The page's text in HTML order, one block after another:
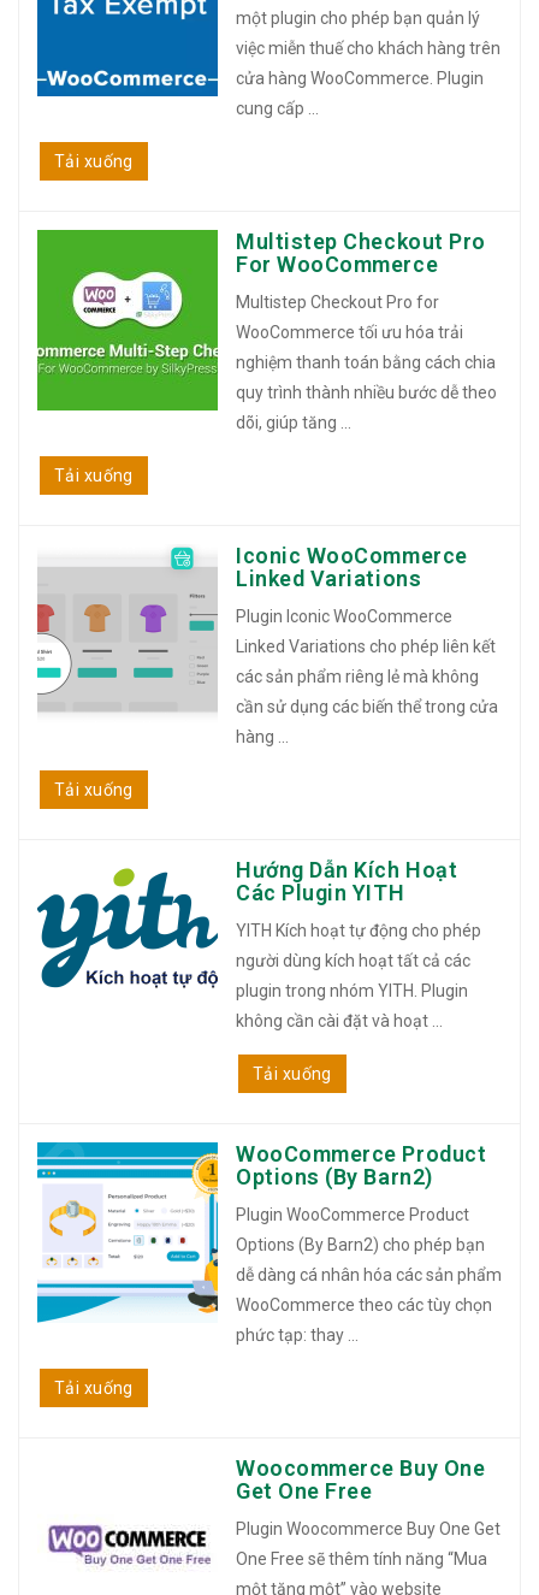
một plugin cho phép bạn quản lý
việc miễn thuế cho khách hàng trên
cửa hàng WooCommerce. Plugin
cung cấp ...
Tải xuống
Multistep Checkout Pro
For WooCommerce
Multistep Checkout Pro for
WooCommerce tối ưu hóa trải
nghiệm thanh toán bằng cách chia
quy trình thành nhiều bước dễ theo
dõi, giúp tăng ...
Tải xuống
Iconic WooCommerce
Linked Variations
Plugin Iconic WooCommerce
Linked Variations cho phép liên kết
các sản phẩm riêng lẻ mà không
cần sử dụng các biến thể trong cửa
hàng ...
Tải xuống
Hướng Dẫn Kích Hoạt
Các Plugin YITH
YITH Kích hoạt tự động cho phép
người dùng kích hoạt tất cả các
plugin trong nhóm YITH. Plugin
không cần cài đặt và hoạt ...
Tải xuống
WooCommerce Product
Options (By Barn2)
Plugin WooCommerce Product
Options (By Barn2) cho phép bạn
dễ dàng cá nhân hóa các sản phẩm
WooCommerce theo các tùy chọn
phức tạp: thay ...
Tải xuống
Woocommerce Buy One
Get One Free
Plugin Woocommerce Buy One Get
One Free sẽ thêm tính năng “Mua
một tặng một” vào website